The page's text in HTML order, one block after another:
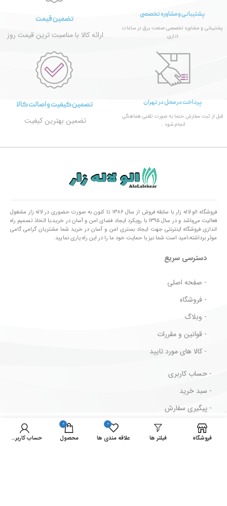
پشتیبانی و مشاوره تخصصی
پشتیبانی و مشاوره تخصصی صنعت برق در ساعات
اداری
تضمین قیمت
ارائه کالا با مناسبت ترین قیمت روز
پرداخت در محل در تهران
قبل از ثبت سفارش حتما به صورت تلفنی هماهنگی
انجام شود .
تصمین کیفیت و اصالت کالا
تضمین بهترین کیفیت
فروشگاه الو لاله زار با سابقه فروش از سال ۱۳۸۶ تا کنون به صورت حضوری در لاله زار مشغول
فعالیت می‌باشد و در سال ۱۳۹۵ با رویکرد ایجاد فضای امن و آسان در خرید،با اتخاذ تصمیم راه
اندازی فروشگاه اینترنتی جهت ایجاد بستری امن و آسان در خرید شما مشتریان گرامی گامی
موثر برداشته،امید است شما نیز با حمایت خود ما را در این راه یاری نمایید.
دسترسی سریع
- صفحه اصلی
- فروشگاه
- وبلاگ
- قوانین و مقررات
- کالا های مورد تایید
- حساب کاربری
- سبد خرید
- پیگیری سفارش
- قوانین و مقررات
فروشگاه فیلتر ها
0
علاقه مندی ها
0
محصول حساب کاربری من